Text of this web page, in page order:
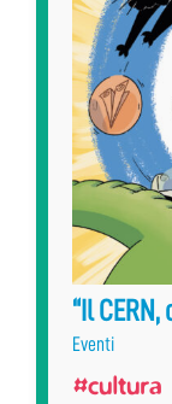
“Il
Eventi
#cultura